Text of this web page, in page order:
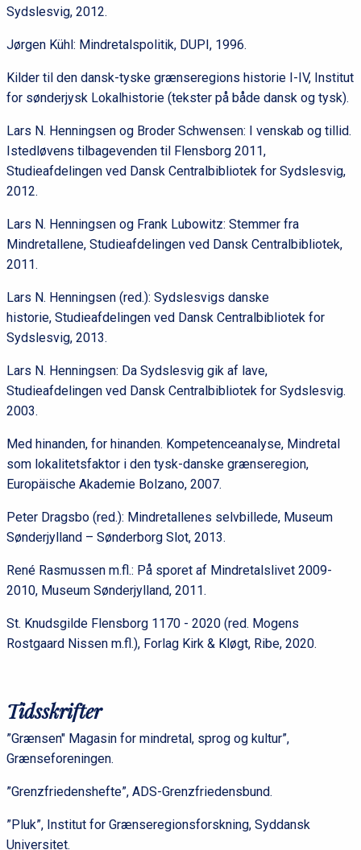
Sydslesvig, 2012.
Jørgen Kühl: Mindretalspolitik, DUPI, 1996.
Kilder til den dansk-tyske grænseregions historie I-IV, Institut
for sønderjysk Lokalhistorie (tekster på både dansk og tysk).
Lars N. Henningsen og Broder Schwensen: I venskab og tillid.
Istedløvens tilbagevenden til Flensborg 2011,
Studieafdelingen ved Dansk Centralbibliotek for Sydslesvig,
2012.
Lars N. Henningsen og Frank Lubowitz: Stemmer fra
Mindretallene, Studieafdelingen ved Dansk Centralbibliotek,
2011.
Lars N. Henningsen (red.): Sydslesvigs danske
historie, Studieafdelingen ved Dansk Centralbibliotek for
Sydslesvig, 2013.
Lars N. Henningsen: Da Sydslesvig gik af lave,
Studieafdelingen ved Dansk Centralbibliotek for Sydslesvig.
2003.
Med hinanden, for hinanden. Kompetenceanalyse, Mindretal
som lokalitetsfaktor i den tysk-danske grænseregion,
Europäische Akademie Bolzano, 2007.
Peter Dragsbo (red.): Mindretallenes selvbillede, Museum
Sønderjylland – Sønderborg Slot, 2013.
René Rasmussen m.fl.: På sporet af Mindretalslivet 2009-
2010, Museum Sønderjylland, 2011.
St. Knudsgilde Flensborg 1170 - 2020 (red. Mogens
Rostgaard Nissen m.fl.), Forlag Kirk & Kløgt, Ribe, 2020.
Tidsskrifter
”Grænsen" Magasin for mindretal, sprog og kultur”,
Grænseforeningen.
”Grenzfriedenshefte”, ADS-Grenzfriedensbund.
”Pluk”, Institut for Grænseregionsforskning, Syddansk
Universitet.